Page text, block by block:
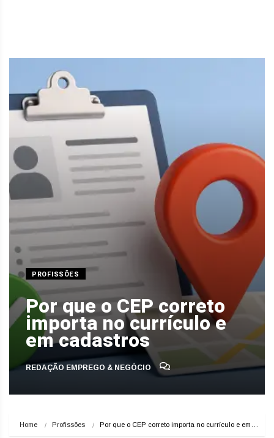
PROFISSÕES
Por que o CEP correto
importa no currículo e
em cadastros
REDAÇÃO EMPREGO & NEGÓCIO
Home Profissões Por que o CEP correto importa no currículo e em…